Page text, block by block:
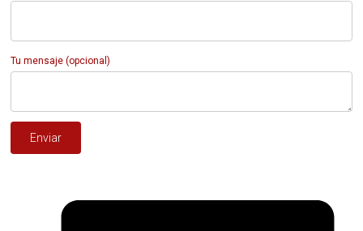
Tu mensaje (opcional)